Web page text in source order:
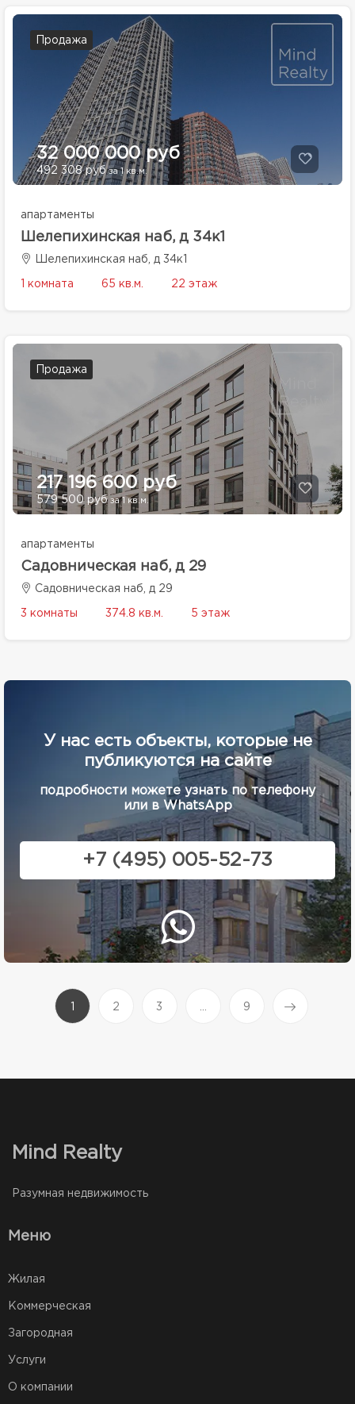
Продажа
32 000 000 руб
492 308 рубза 1 кв.м.
апартаменты
Шелепихинская наб, д 34к1
Шелепихинская наб, д 34к1
1 комната 65 кв.м. 22 этаж
Продажа
217 196 600 руб
579 500 руб за 1 кв.м.
апартаменты
Садовническая наб, д 29
Садовническая наб, д 29
3 комнаты 374.8 кв.м. 5 этаж
У нас есть объекты, которые не
публикуются на сайте
подробности можете узнать по телефону
или в WhatsApp
+7 (495) 005-52-73
(current)
2 3 9
Mind Realty
Разумная недвижимость
Меню
Жилая
Коммерческая
Загородная
Услуги
О компании